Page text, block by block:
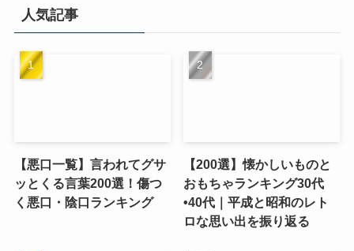
人気記事
【悪口一覧】言われてグサ
ッとくる言葉200選！傷つ
く悪口・陰口ランキング
【200選】懐かしいものと
おもちゃランキング30代
•40代｜平成と昭和のレト
ロな思い出を振り返る